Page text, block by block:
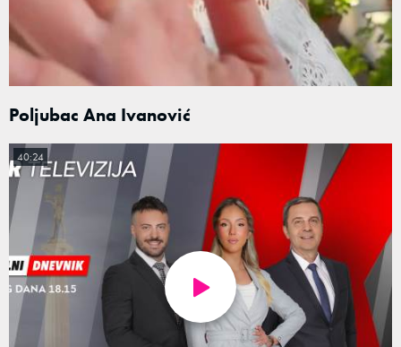
Poljubac Ana Ivanović
40:24